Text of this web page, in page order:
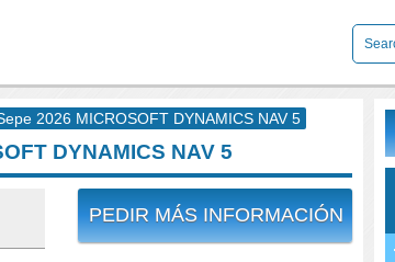
2026 MICROSOFT DYNAMICS NAV 5
DYNAMICS NAV 5
PEDIR MÁS INFORMACIÓN